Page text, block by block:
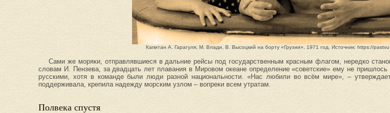
Капитан А. Гарагуля, М. Влади, В. Высоцкий на борту «Грузии», 1971 год. Источник: https://
Сами же моряки, отправлявшиеся в дальние рейсы под государственным красным флагом, нередко
словам И. Пензева, за двадцать лет плавания в Мировом океане определение «советские» ему не
русскими, хотя в команде были люди разной национальности. «Нас любили во всём мире», –
поддерживала, крепила надежду морским узлом – вопреки всем утратам.
Полвека спустя